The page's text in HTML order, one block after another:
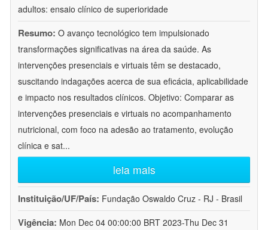
adultos: ensaio clínico de superioridade
Resumo: O avanço tecnológico tem impulsionado
transformações significativas na área da saúde. As
intervenções presenciais e virtuais têm se destacado,
suscitando indagações acerca de sua eficácia, aplicabilidade
e impacto nos resultados clínicos. Objetivo: Comparar as
intervenções presenciais e virtuais no acompanhamento
nutricional, com foco na adesão ao tratamento, evolução
clínica e sat...
leia mais
Instituição/UF/País: Fundação Oswaldo Cruz - RJ - Brasil
Vigência: Mon Dec 04 00:00:00 BRT 2023-Thu Dec 31